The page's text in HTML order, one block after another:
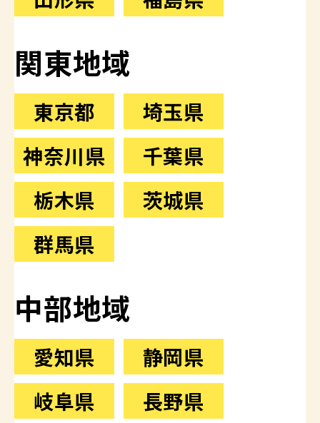
関東地域
東京都
埼玉県
神奈川県
千葉県
栃木県
茨城県
群馬県
中部地域
愛知県
静岡県
岐阜県
長野県